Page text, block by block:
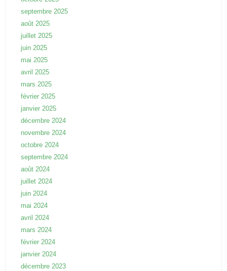
septembre 2025
août 2025
juillet 2025
juin 2025
mai 2025
avril 2025
mars 2025
février 2025
janvier 2025
décembre 2024
novembre 2024
octobre 2024
septembre 2024
août 2024
juillet 2024
juin 2024
mai 2024
avril 2024
mars 2024
février 2024
janvier 2024
décembre 2023